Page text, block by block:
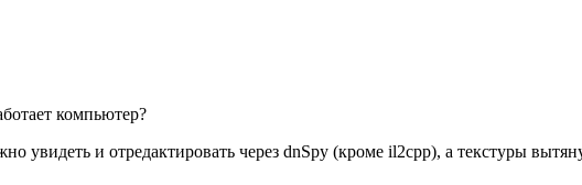
компьютер?
увидеть и отредактировать через dnSpy (кроме il2cpp), а текстуры